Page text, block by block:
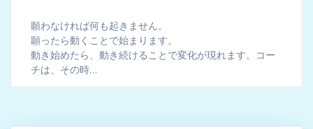
願わなければ何も起きません。
願ったら動くことで始まります。
動き始めたら、動き続けることで変化が現れます。コー
チは、その時…